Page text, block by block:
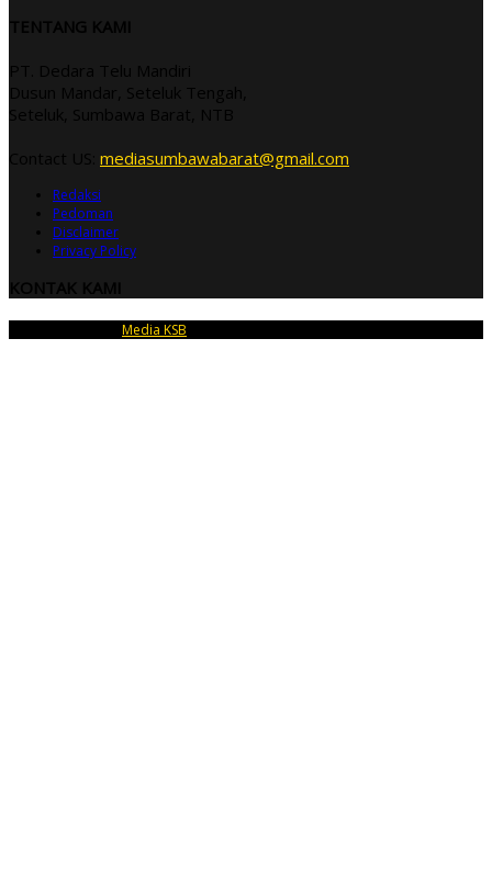
TENTANG KAMI
PT. Dedara Telu Mandiri
Dusun Mandar, Seteluk Tengah,
Seteluk, Sumbawa Barat, NTB
Contact US: mediasumbawabarat@gmail.com
Redaksi
Pedoman
Disclaimer
Privacy Policy
KONTAK KAMI
Media KSB